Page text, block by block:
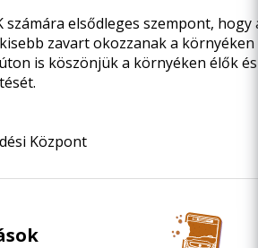
számára elsődleges szempont,
zavart okozzanak a környéken
is köszönjük a környéken élők
Központ
is